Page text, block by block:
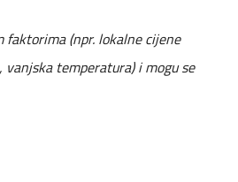
(npr. lokalne cijene
temperatura) i mogu se